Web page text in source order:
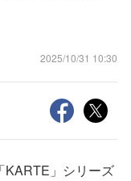
2025/10/31 10:30
KARTE」シリーズ